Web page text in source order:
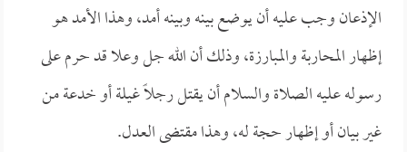
الإذعان وجب عليه أن يوضع بينه وبينه أمد، وهذا الأمد هو
إظهار المحاربة والمبارزة، وذلك أن الله جل وعلا قد حرم على
رسوله عليه الصلاة والسلام أن يقتل رجلاً غيلة أو خدعة من
غير بيان أو إظهار حجة له، وهذا مقتضى العدل.